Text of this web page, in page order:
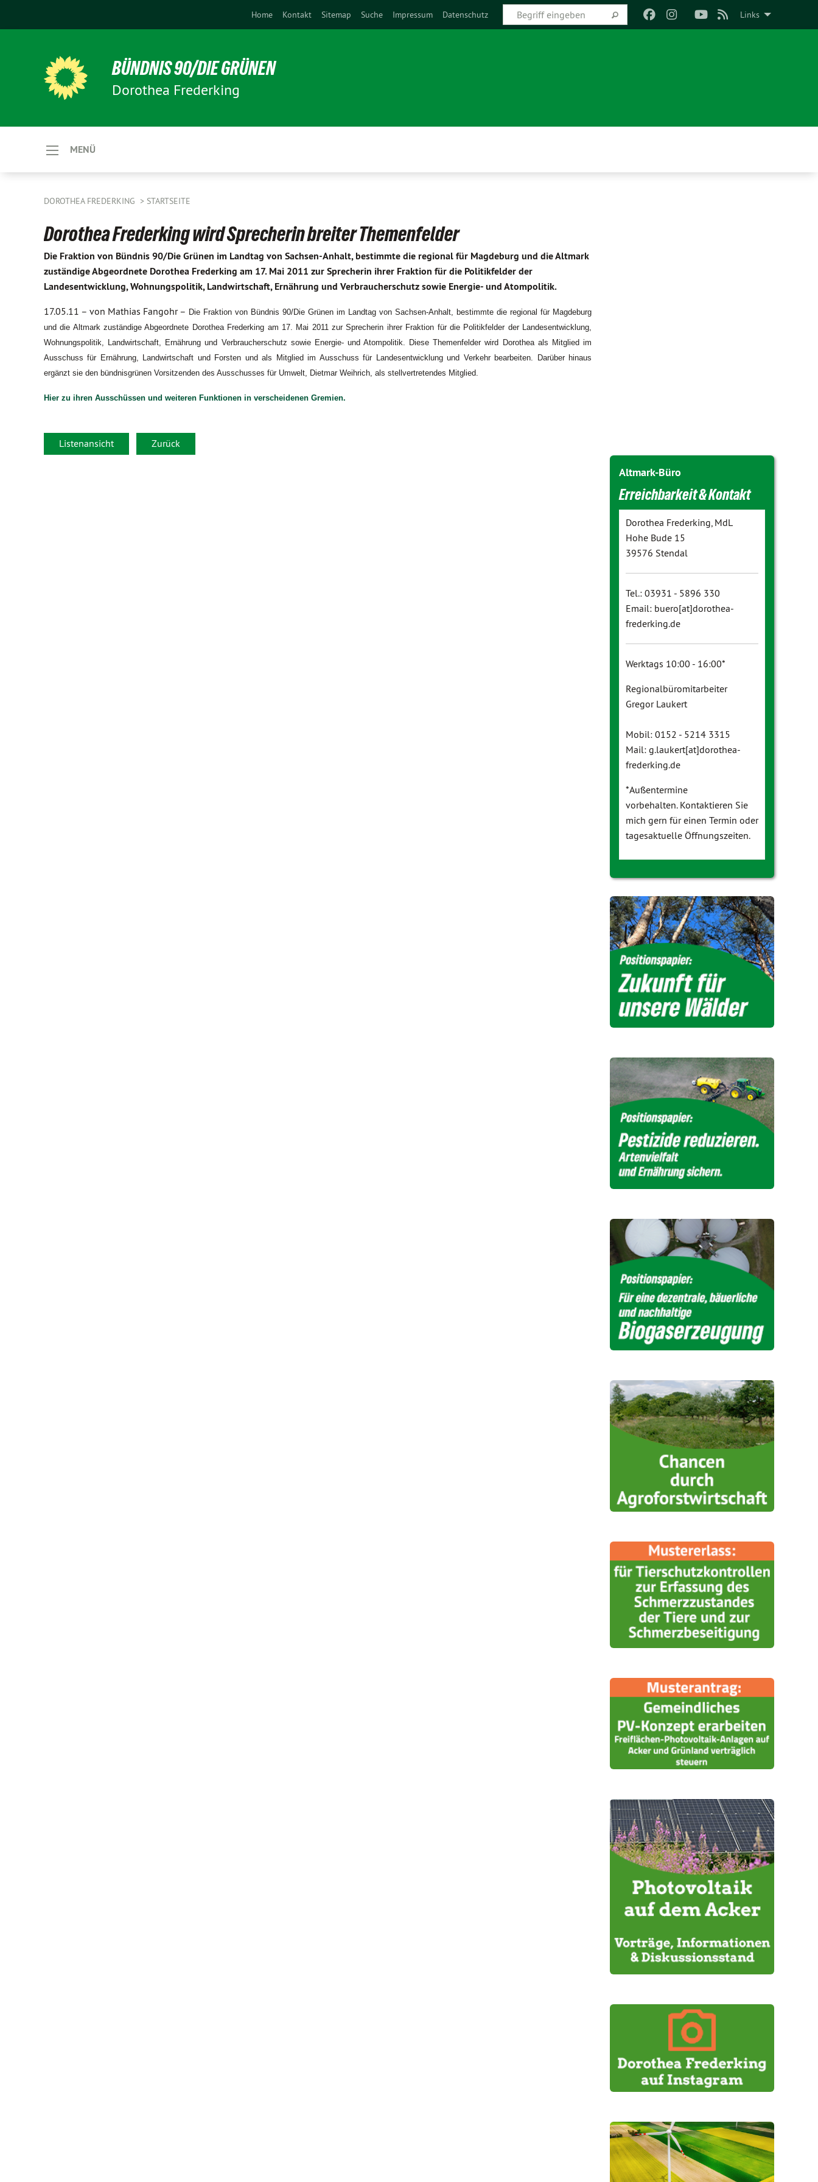
Links
Home Kontakt Sitemap Suche Impressum Datenschutz
BÜNDNIS 90/DIE GRÜNEN
Dorothea Frederking
MENÜ
DOROTHEA FREDERKING STARTSEITE
Dorothea Frederking wird Sprecherin breiter Themenfelder
Die Fraktion von Bündnis 90/Die Grünen im Landtag von Sachsen-Anhalt, bestimmte die regional für Magdeburg und die Altmark
zuständige Abgeordnete Dorothea Frederking am 17. Mai 2011 zur Sprecherin ihrer Fraktion für die Politikfelder der
Landesentwicklung, Wohnungspolitik, Landwirtschaft, Ernährung und Verbraucherschutz sowie Energie- und Atompolitik.
17.05.11 – von Mathias Fangohr – Die Fraktion von Bündnis 90/Die Grünen im Landtag von Sachsen-Anhalt, bestimmte die regional für Magdeburg
und die Altmark zuständige Abgeordnete Dorothea Frederking am 17. Mai 2011 zur Sprecherin ihrer Fraktion für die Politikfelder der Landesentwicklung,
Wohnungspolitik, Landwirtschaft, Ernährung und Verbraucherschutz sowie Energie- und Atompolitik. Diese Themenfelder wird Dorothea als Mitglied im
Ausschuss für Ernährung, Landwirtschaft und Forsten und als Mitglied im Ausschuss für Landesentwicklung und Verkehr bearbeiten. Darüber hinaus
ergänzt sie den bündnisgrünen Vorsitzenden des Ausschusses für Umwelt, Dietmar Weihrich, als stellvertretendes Mitglied.
Hier zu ihren Ausschüssen und weiteren Funktionen in verscheidenen Gremien.
Listenansicht Zurück
Altmark-Büro
Erreichbarkeit & Kontakt
Dorothea Frederking, MdL
Hohe Bude 15
39576 Stendal
Tel.: 03931 - 5896 330
Email: buero[at]dorothea-
frederking.de
Werktags 10:00 - 16:00*
Regionalbüromitarbeiter
Gregor Laukert
Mobil: 0152 - 5214 3315
Mail: g.laukert[at]dorothea-
frederking.de
*Außentermine
vorbehalten. Kontaktieren Sie
mich gern für einen Termin oder
tagesaktuelle Öffnungszeiten.